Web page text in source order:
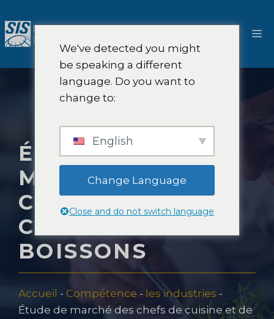
au
contenu
ÉTUDE DE
MARCHÉ DES
CHEFS DE
CUISINE ET DE
BOISSONS
Accueil - Compétence - les industries -
Étude de marché des chefs de cuisine et de
We've detected you might
be speaking a different
language. Do you want to
change to:
English
Change Language
Close and do not switch language